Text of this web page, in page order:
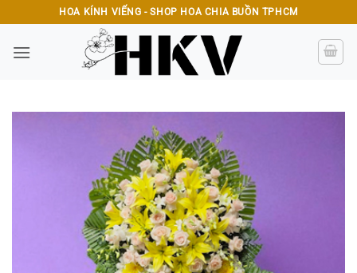
qua
nội
HOA KÍNH VIẾNG - SHOP HOA CHIA BUỒN TPHCM